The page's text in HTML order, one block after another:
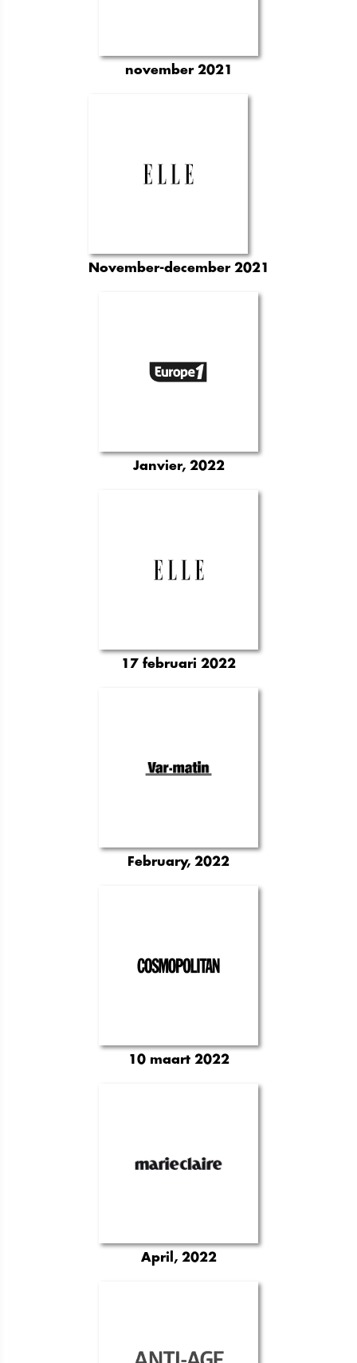
november 2021
November-december 2021
Janvier, 2022
17 februari 2022
February, 2022
10 maart 2022
April, 2022